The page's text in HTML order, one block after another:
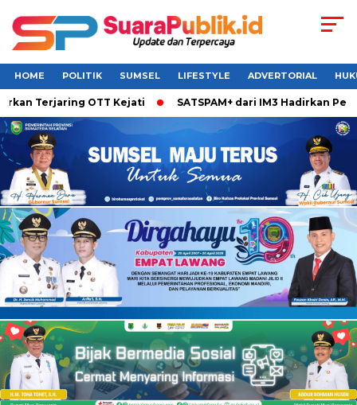
HOME POLITIK SUMSEL LIFESTYLE ADVERTORIAL
Terjaring OTT Kejati SATSPAM+ dari IM3 Hadirkan